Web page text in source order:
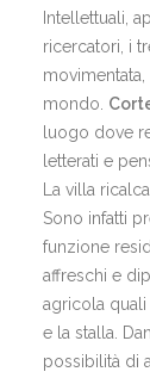
Intellettuali,
ricercatori, i
movimentata,
mondo.
luogo dove
letterati e
La villa
Sono infatti
funzione
affreschi e
agricola quali
e la stalla.
possibilità di